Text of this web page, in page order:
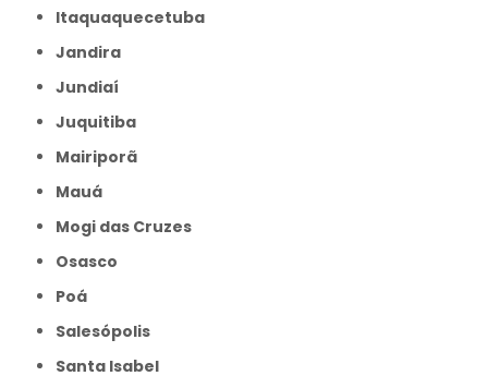
Itaquaquecetuba
Jandira
Jundiaí
Juquitiba
Mairiporã
Mauá
Mogi das Cruzes
Osasco
Poá
Salesópolis
Santa Isabel